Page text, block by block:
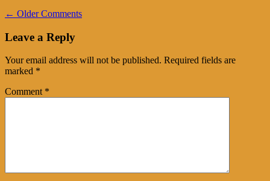
← Older Comments
Leave a Reply
Your email address will not be published. Required fields are
marked *
Comment *